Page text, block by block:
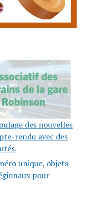
des nouvelles
rendu avec des
unique, objets
pour